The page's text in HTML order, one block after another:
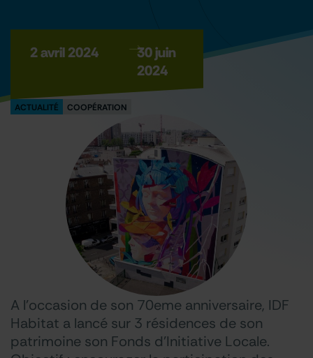
2 avril 2024
30 juin
2024
ACTUALITÉ COOPÉRATION
A l’occasion de son 70eme anniversaire, IDF
Habitat a lancé sur 3 résidences de son
patrimoine son Fonds d’Initiative Locale.